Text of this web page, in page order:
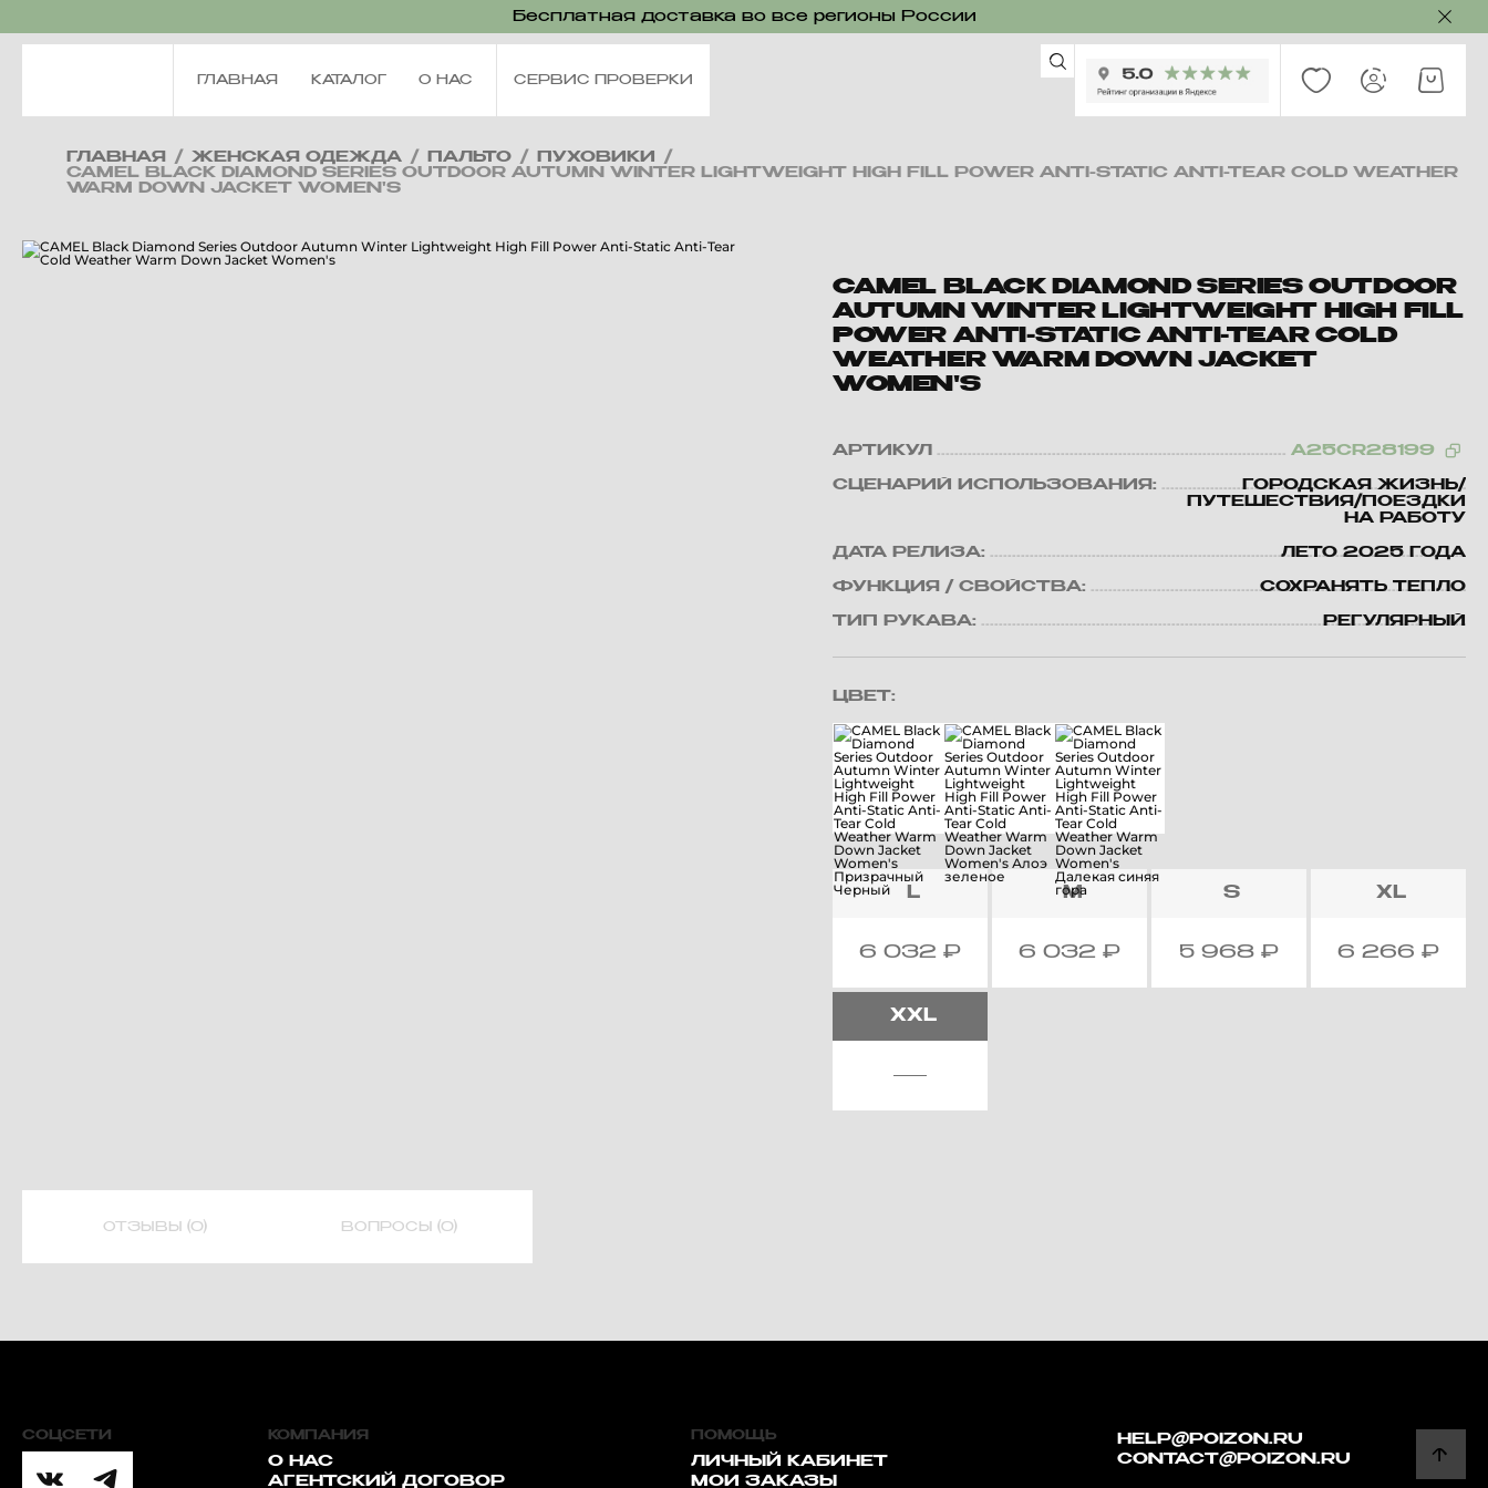
Бесплатная доставка во все регионы России
ГЛАВНАЯ КАТАЛОГ О НАС СЕРВИС ПРОВЕРКИ
ГЛАВНАЯ / ЖЕНСКАЯ ОДЕЖДА / ПАЛЬТО / ПУХОВИКИ
/
CAMEL BLACK DIAMOND SERIES OUTDOOR AUTUMN WINTER LIGHTWEIGHT HIGH FILL POWER ANTI-STATIC ANTI-TEAR COLD WEATHER
WARM DOWN JACKET WOMEN'S
CAMEL BLACK DIAMOND SERIES OUTDOOR
AUTUMN WINTER LIGHTWEIGHT HIGH FILL
POWER ANTI-STATIC ANTI-TEAR COLD
WEATHER WARM DOWN JACKET
WOMEN'S
АРТИКУЛ A25CR28199
СЦЕНАРИЙ ИСПОЛЬЗОВАНИЯ:
ГОРОДСКАЯ ЖИЗНЬ/
ПУТЕШЕСТВИЯ/ПОЕЗДКИ
НА РАБОТУ
ДАТА РЕЛИЗА: ЛЕТО 2025 ГОДА
ФУНКЦИЯ / СВОЙСТВА: СОХРАНЯТЬ ТЕПЛО
ТИП РУКАВА: РЕГУЛЯРНЫЙ
ЦВЕТ:
L
6 032₽
M
6 032₽
S
5 968₽
XL
6 266 ₽
XXL
ОТЗЫВЫ (0) ВОПРОСЫ (0)
СОЦСЕТИ КОМПАНИЯ
О НАС
АГЕНТСКИЙ ДОГОВОР
HELP@POIZON.RU
CONTACT@POIZON.RU
ПОМОЩЬ
ЛИЧНЫЙ КАБИНЕТ
МОИ ЗАКАЗЫ